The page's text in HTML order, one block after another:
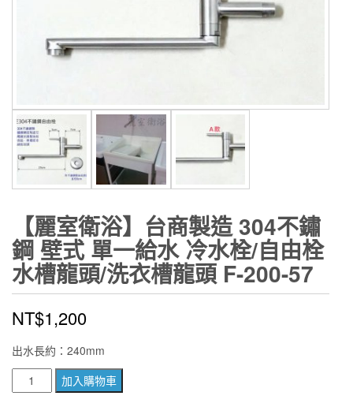
【麗室衛浴】台商製造 304不鏽
鋼 壁式 單一給水 冷水栓/自由栓
水槽龍頭/洗衣槽龍頭 F-200-57
NT$1,200
出水長約：240mm
【麗
室
加入購物車